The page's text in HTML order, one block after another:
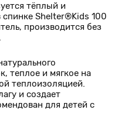
тёплый и
Shelter®Kids 100
производится без
теплое и мягкое на
теплоизоляцией.
и создает
для детей с